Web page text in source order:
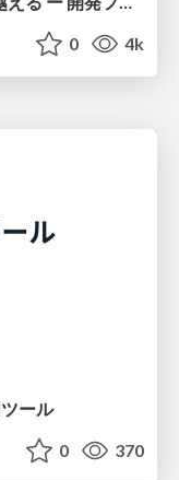
0 4k
ール
0 370